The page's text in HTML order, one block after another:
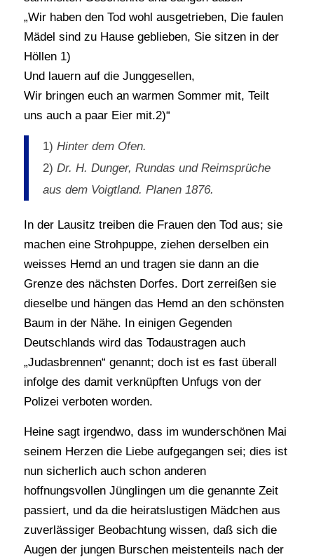
„Wir haben den Tod wohl ausgetrieben, Die faulen
Mädel sind zu Hause geblieben, Sie sitzen in der
Höllen 1)
Und lauern auf die Junggesellen,
Wir bringen euch an warmen Sommer mit, Teilt
uns auch a paar Eier mit.2)“
1) Hinter dem Ofen.
2) Dr. H. Dunger, Rundas und Reimsprüche
aus dem Voigtland. Planen 1876.
In der Lausitz treiben die Frauen den Tod aus; sie
machen eine Strohpuppe, ziehen derselben ein
weisses Hemd an und tragen sie dann an die
Grenze des nächsten Dorfes. Dort zerreißen sie
dieselbe und hängen das Hemd an den schönsten
Baum in der Nähe. In einigen Gegenden
Deutschlands wird das Todaustragen auch
„Judasbrennen“ genannt; doch ist es fast überall
infolge des damit verknüpften Unfugs von der
Polizei verboten worden.
Heine sagt irgendwo, dass im wunderschönen Mai
seinem Herzen die Liebe aufgegangen sei; dies ist
nun sicherlich auch schon anderen
hoffnungsvollen Jünglingen um die genannte Zeit
passiert, und da die heiratslustigen Mädchen aus
zuverlässiger Beobachtung wissen, daß sich die
Augen der jungen Burschen meistenteils nach der